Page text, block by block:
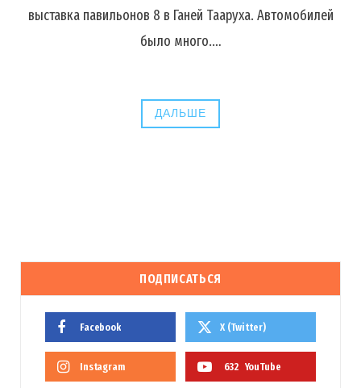
выставка павильонов 8 в Ганей Тааруха. Автомобилей
было много.…
ДАЛЬШЕ
ПОДПИСАТЬСЯ
Facebook X (Twitter)
Instagram 632 YouTube